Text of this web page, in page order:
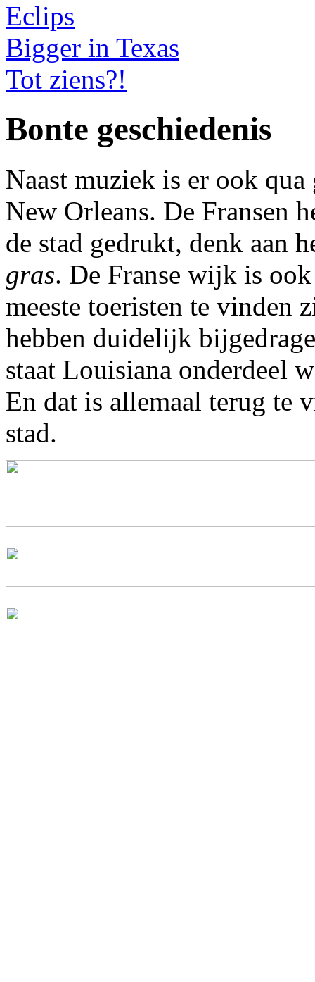
Eclips
Bigger in Texas
Tot ziens?!
Bonte geschiedenis
Naast muziek is er ook
New Orleans. De Fransen
de stad gedrukt, denk aan
gras. De Franse wijk is
meeste toeristen te vinden
hebben duidelijk
staat Louisiana onderdeel
En dat is allemaal terug te
stad.